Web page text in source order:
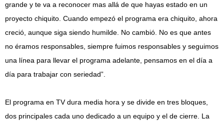
grande y te va a reconocer mas allá de que hayas estado en un
proyecto chiquito. Cuando empezó el programa era chiquito, ahora
creció, aunque siga siendo humilde. No cambió. No es que antes
no éramos responsables, siempre fuimos responsables y seguimos
una línea para llevar el programa adelante, pensamos en el día a
día para trabajar con seriedad”.
El programa en TV dura media hora y se divide en tres bloques,
dos principales cada uno dedicado a un equipo y el de cierre. La